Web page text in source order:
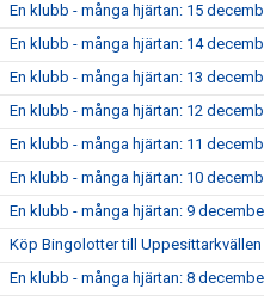
En klubb - många hjärtan: 15
En klubb - många hjärtan: 14
En klubb - många hjärtan: 13
En klubb - många hjärtan: 12
En klubb - många hjärtan: 11
En klubb - många hjärtan: 10
En klubb - många hjärtan: 9
Köp Bingolotter till Uppesittarkvällen
En klubb - många hjärtan: 8